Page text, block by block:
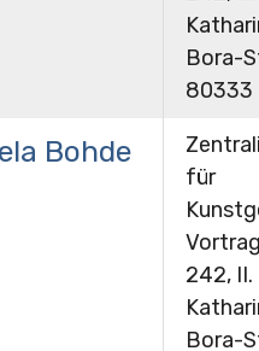
Bora-
80333
Bohde
für
242, II.
Bora-